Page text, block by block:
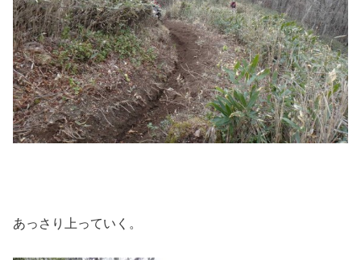
あっさり上っていく。